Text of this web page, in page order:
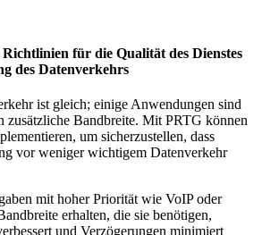
für die Qualität des Dienstes
des Datenverkehrs
ist gleich; einige Anwendungen sind
zusätzliche Bandbreite. Mit PRTG können
um sicherzustellen, dass
vor weniger wichtigem Datenverkehr
mit hoher Priorität wie VoIP oder
erhalten, die sie benötigen,
und Verzögerungen minimiert